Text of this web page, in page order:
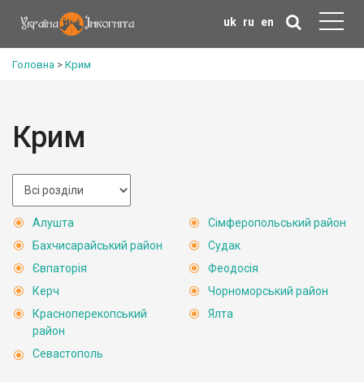
uk ru en
Головна > Крим
Крим
Алушта
Бахчисарайський район
Євпаторія
Керч
Красноперекопський
район
Севастополь
Сімферопольський район
Судак
Феодосія
Чорноморський район
Ялта